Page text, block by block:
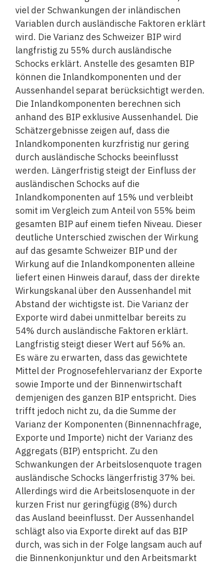
viel der Schwankungen der inländischen
Variablen durch ausländische Faktoren erklärt
wird. Die Varianz des Schweizer BIP wird
langfristig zu 55% durch ausländische
Schocks erklärt. Anstelle des gesamten BIP
können die ­Inlandkomponenten und der
Aussenhandel separat berücksichtigt werden.
Die Inlandkomponenten berechnen sich
anhand des BIP exklusive Aussenhandel. Die
Schätzergebnisse zeigen auf, dass die
Inlandkom­ponenten kurzfristig nur gering
durch ­ausländische Schocks beeinflusst
werden. Längerfristig steigt der Einfluss der
ausländischen Schocks auf die
Inlandkomponenten auf 15% und verbleibt
somit im Vergleich zum Anteil von 55% beim
gesamten BIP auf einem tiefen Niveau. Dieser
deutliche Unterschied zwischen der Wirkung
auf das gesamte Schweizer BIP und der
Wirkung auf die Inlandkomponenten alleine
liefert einen Hinweis darauf, dass der direkte
Wirkungskanal über den Aussenhandel mit
Abstand der wichtigste ist. Die Varianz der
Exporte wird dabei unmittelbar bereits zu
54% durch ausländische Faktoren erklärt.
Langfristig steigt dieser Wert auf 56% an.
Es wäre zu erwarten, dass das gewichtete
Mittel der Prognosefehlervarianz der Exporte
sowie Importe und der Binnenwirtschaft
demjenigen des ganzen BIP entspricht. Dies
trifft jedoch nicht zu, da die Summe der
Varianz der Komponenten (Binnennachfrage,
Exporte und Importe) nicht der Varianz des
Aggregats (BIP) entspricht. Zu den
Schwankungen der Arbeitslosenquote tragen
ausländische Schocks längerfristig 37% bei.
Allerdings wird die Arbeitslosenquote in der
kurzen Frist nur geringfügig (8%) durch
das Ausland beeinflusst. Der Aussenhandel
schlägt also via Exporte direkt auf das BIP
durch, was sich in der Folge langsam auch auf
die Binnenkonjunktur und den Arbeitsmarkt